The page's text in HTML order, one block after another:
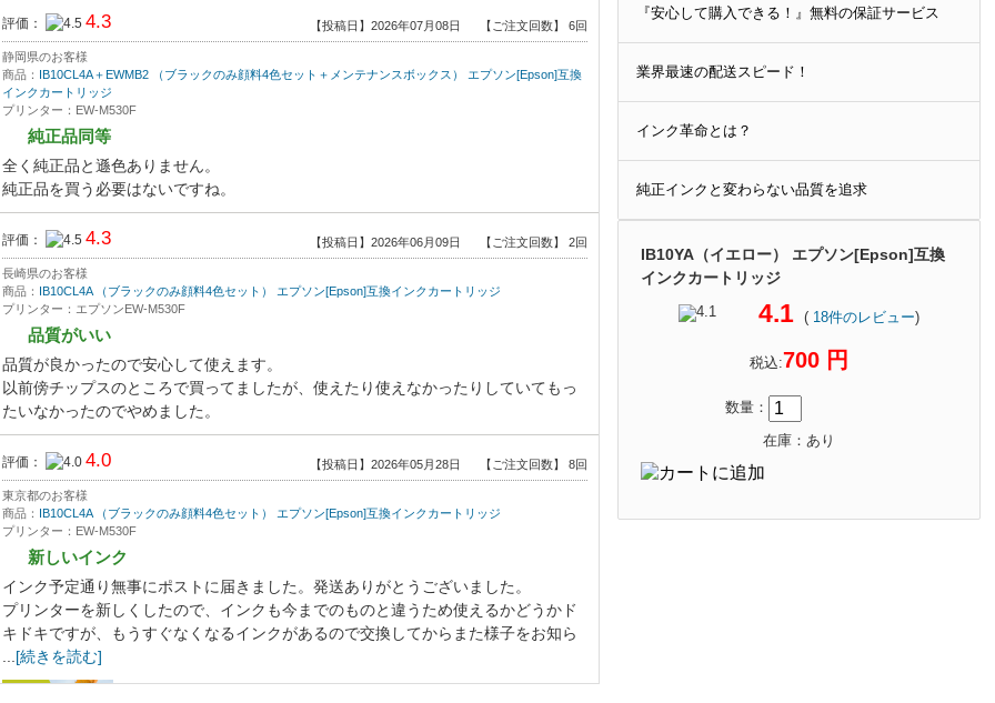
『安心して購入できる！』無料の保証サービス
業界最速の配送スピード！
インク革命とは？
純正インクと変わらない品質を追求
IB10YA（イエロー） エプソン[Epson]互換
インクカートリッジ
4.1 ( 18件のレビュー)
税込:700 円
数量：
在庫：あり
評価： 4.3 【ご注文回数】 6回
【投稿日】2026年07月08日
静岡県のお客様
商品： IB10CL4A＋EWMB2 （ブラックのみ顔料4色セット＋メンテナンスボックス） エプソン[Epson]互換
インクカートリッジ
プリンター：EW-M530F
純正品同等
全く純正品と遜色ありません。
純正品を買う必要はないですね。
評価： 4.3 【ご注文回数】 2回
【投稿日】2026年06月09日
長崎県のお客様
商品： IB10CL4A （ブラックのみ顔料4色セット） エプソン[Epson]互換インクカートリッジ
プリンター：エプソンEW-M530F
品質がいい
品質が良かったので安心して使えます。
以前傍チップスのところで買ってましたが、使えたり使えなかったりしていてもっ
たいなかったのでやめました。
評価： 4.0 【ご注文回数】 8回
【投稿日】2026年05月28日
東京都のお客様
商品： IB10CL4A （ブラックのみ顔料4色セット） エプソン[Epson]互換インクカートリッジ
プリンター：EW-M530F
新しいインク
インク予定通り無事にポストに届きました。発送ありがとうございました。
プリンターを新しくしたので、インクも今までのものと違うため使えるかどうかド
キドキですが、もうすぐなくなるインクがあるので交換してからまた様子をお知ら
[続きを読む]